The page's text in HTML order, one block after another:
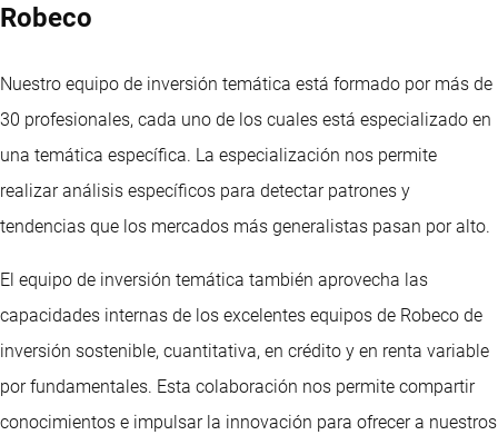
Robeco
Nuestro equipo de inversión temática está formado por más de
30 profesionales, cada uno de los cuales está especializado en
una temática específica. La especialización nos permite
realizar análisis específicos para detectar patrones y
tendencias que los mercados más generalistas pasan por alto.
El equipo de inversión temática también aprovecha las
capacidades internas de los excelentes equipos de Robeco de
inversión sostenible, cuantitativa, en crédito y en renta variable
por fundamentales. Esta colaboración nos permite compartir
conocimientos e impulsar la innovación para ofrecer a nuestros